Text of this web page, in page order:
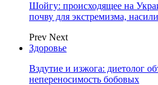
Шойгу: происходящее на
почву для экстремизма,
Prev Next
Здоровье
Вздутие и изжога: диетолог
непереносимость бобовых